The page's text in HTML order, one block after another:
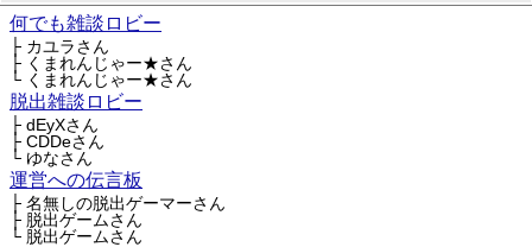
何でも雑談ロビー
├ カユラさん
├ くまれんじゃー★さん
└ くまれんじゃー★さん
脱出雑談ロビー
├ dEyXさん
├ CDDeさん
└ ゆなさん
運営への伝言板
├ 名無しの脱出ゲーマーさん
├ 脱出ゲームさん
└ 脱出ゲームさん